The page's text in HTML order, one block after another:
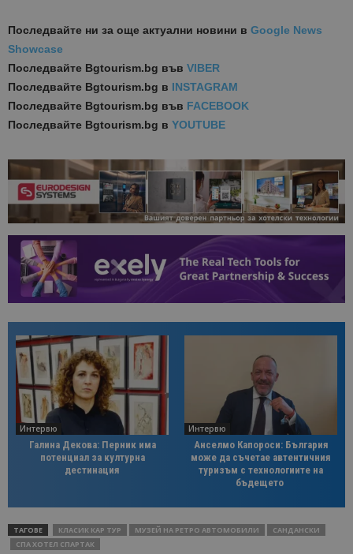
Последвайте ни за още актуални новини в Google News
Showcase
Последвайте Bgtourism.bg във VIBER
Последвайте Bgtourism.bg в INSTAGRAM
Последвайте Bgtourism.bg във FACEBOOK
Последвайте Bgtourism.bg в YOUTUBE
Интервю
Галина Декова: Перник има
потенциал за културна
дестинация
Интервю
Анселмо Капороси: България
може да съчетае автентичния
туризъм с технологиите на
бъдещето
ТАГОВЕ КЛАСИК КАР ТУР МУЗЕЙ НА РЕТРО АВТОМОБИЛИ
САНДАНСКИ
СПА ХОТЕЛ СПАРТАК